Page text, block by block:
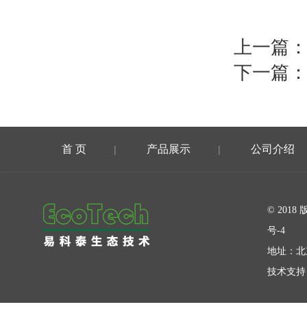
上一篇：
下一篇：
首 页 | 产品展示 | 公司介绍
© 2018
号-4
地址：
技术支